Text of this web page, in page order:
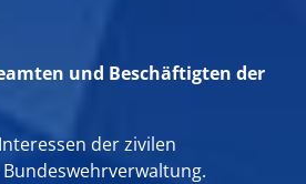
und Beschäftigten der
der zivilen